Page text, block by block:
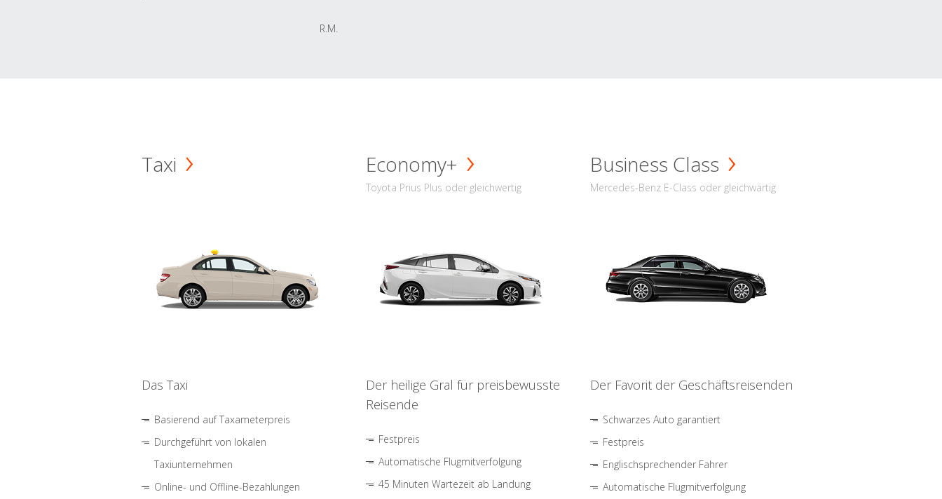
R.M.
Taxi
Das Taxi
Basierend auf Taxameterpreis
Durchgeführt von lokalen
Taxiunternehmen
Online- und Offline-Bezahlungen
Economy+
Toyota Prius Plus oder gleichwertig
Der heilige Gral für preisbewusste
Reisende
Festpreis
Automatische Flugmitverfolgung
45 Minuten Wartezeit ab Landung
Business Class
Mercedes-Benz E-Class oder gleichwärtig
Der Favorit der Geschäftsreisenden
Schwarzes Auto garantiert
Festpreis
Englischsprechender Fahrer
Automatische Flugmitverfolgung